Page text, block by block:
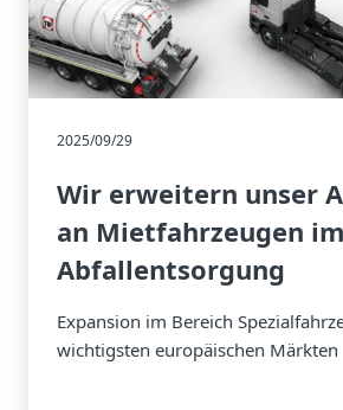
2025/09/29
Wir erweitern unser
an Mietfahrzeugen
Abfallentsorgung
Expansion im Bereich
wichtigsten europäischen Märkten